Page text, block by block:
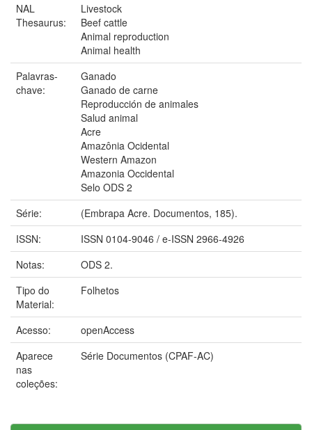
NAL
Thesaurus:
Livestock
Beef cattle
Animal reproduction
Animal health
Palavras-
chave:
Ganado
Ganado de carne
Reproducción de animales
Salud animal
Acre
Amazônia Ocidental
Western Amazon
Amazonia Occidental
Selo ODS 2
Série:
(Embrapa Acre. Documentos, 185).
ISSN:
ISSN 0104-9046 / e-ISSN 2966-4926
Notas:
ODS 2.
Tipo do
Material:
Folhetos
Acesso:
openAccess
Aparece
nas
coleções:
Série Documentos (CPAF-AC)